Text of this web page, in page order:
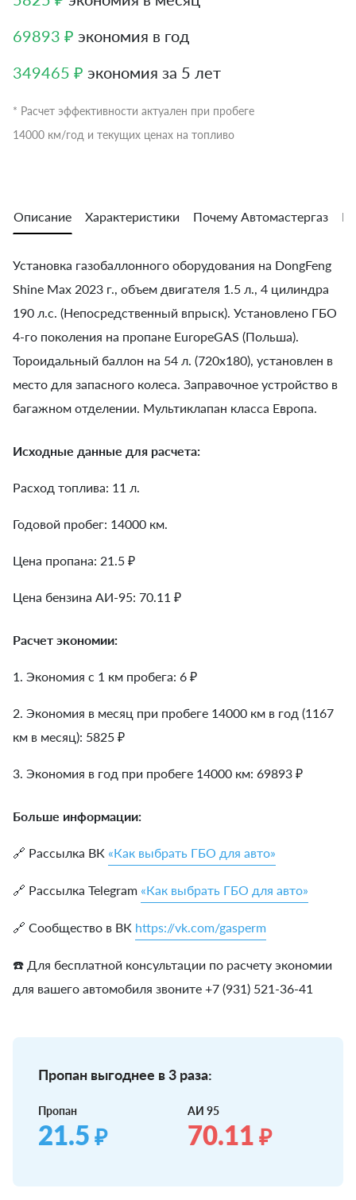
69893 ₽ экономия в год
349465 ₽ экономия за 5 лет
* Расчет эффективности актуален при пробеге
14000 км/год и текущих ценах на топливо
Описание Характеристики Почему Автомастергаз
Установка газобаллонного оборудования на DongFeng
Shine Max 2023 г., объем двигателя 1.5 л., 4 цилиндра
190 л.с. (Непосредственный впрыск). Установлено ГБО
4-го поколения на пропане EuropeGAS (Польша).
Тороидальный баллон на 54 л. (720х180), установлен в
место для запасного колеса. Заправочное устройство в
багажном отделении. Мультиклапан класса Европа.
Исходные данные для расчета:
Расход топлива: 11 л.
Годовой пробег: 14000 км.
Цена пропана: 21.5 ₽
Цена бензина АИ-95: 70.11 ₽
Расчет экономии:
1. Экономия с 1 км пробега: 6 ₽
2. Экономия в месяц при пробеге 14000 км в год (1167
км в месяц): 5825 ₽
3. Экономия в год при пробеге 14000 км: 69893 ₽
Больше информации:
🔗 Рассылка ВК «Как выбрать ГБО для авто»
🔗 Рассылка Telegram «Как выбрать ГБО для авто»
🔗 Сообщество в ВК https://vk.com/gasperm
☎️ Для бесплатной консультации по расчету экономии
для вашего автомобиля звоните +7 (931) 521-36-41
Пропан выгоднее в 3 раза:
Пропан
21.5 ₽
АИ 95
70.11 ₽